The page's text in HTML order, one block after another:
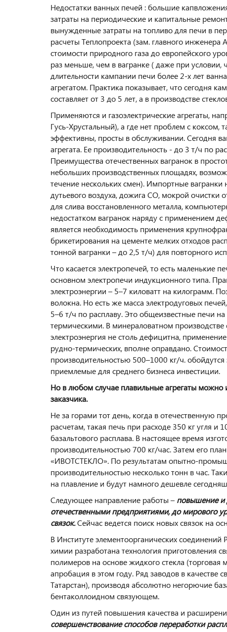
Недостатки ванных печей : большие
затраты на периодические и капитальные
вынужденные затраты на топливо для печи в
расчеты Теплопроекта (зам. главного
стоимости природного газа до европейского
раз меньше, чем в вагранке ( даже при условии,
длительности кампании печи более 2-х лет
агрегатом. Практика показывает, что сегодня
составляет от 3 до 5 лет, а в производстве
Применяются и газоэлектрические агрегаты,
Гусь-Хрустальный), а где нет проблем с коксом,
эффективны, просты в обслуживании. Сегодня
агрегата. Ее производительность - до 3 т/ч по
Преимущества отечественных вагранок в
небольших производственных площадях,
течение нескольких смен). Импортные
дутьевого воздуха, дожига СО, мокрой очистки
для слива восстановленного металла,
недостатком вагранок наряду с применением
является необходимость применения
брикетирования на цементе мелких отходов
тонной вагранки – до 2,5 т/ч) для повторного
Что касается электропечей, то есть маленькие
основном электропечи индукционного типа.
электроэнергии – 5–7 киловатт на килограмм.
волокна. Но есть же масса электродуговых
5–6 т/ч по расплаву. Это общеизвестные печи
термическими. В минераловатном
электроэнергия не столь дефицитна,
рудно-термических, вполне оправдано.
производительностью 500–1000 кг/ч.
приемлемые для среднего бизнеса инвестиции.
Но в любом случае плавильные агрегаты можно
заказчика.
Не за горами тот день, когда в отечественную
расчетам, такая печь при расходе 350 кг угля и
базальтового расплава. В настоящее время
производительностью 700 кг/час. Затем его
«ИВОТСТЕКЛО». По результатам опытно-
производительностью несколько тонн в час.
на плавление и будут намного дешевле
Следующее направление работы – повышение и
отечественными предприятиями, до мирового
связок.Сейчас ведется поиск новых связок на
В Институте элементоорганических
химии разработана технология приготовления
полимеров на основе жидкого стекла
апробация в этом году. Ряд заводов в качестве
Татарстан), производя абсолютно негорючие
бентаколлоидном связующем.
Один из путей повышения качества и
совершенствование способов переработки